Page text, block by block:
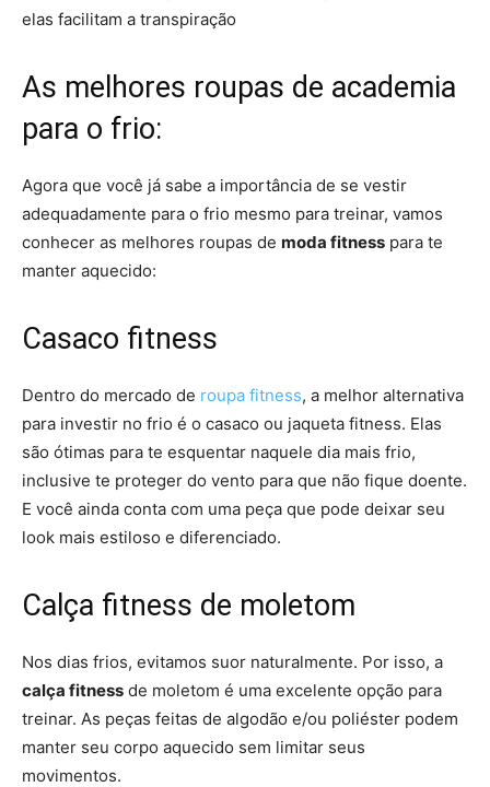
elas facilitam a transpiração
As melhores roupas de academia
para o frio:
Agora que você já sabe a importância de se vestir
adequadamente para o frio mesmo para treinar, vamos
conhecer as melhores roupas de moda fitness para te
manter aquecido:
Casaco fitness
Dentro do mercado de roupa fitness, a melhor alternativa
para investir no frio é o casaco ou jaqueta fitness. Elas
são ótimas para te esquentar naquele dia mais frio,
inclusive te proteger do vento para que não fique doente.
E você ainda conta com uma peça que pode deixar seu
look mais estiloso e diferenciado.
Calça fitness de moletom
Nos dias frios, evitamos suor naturalmente. Por isso, a
calça fitness de moletom é uma excelente opção para
treinar. As peças feitas de algodão e/ou poliéster podem
manter seu corpo aquecido sem limitar seus
movimentos.